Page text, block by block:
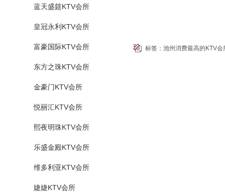
蓝天盛筵KTV会所
皇冠永利KTV会所
富豪国际KTV会所
东方之珠KTV会所
金豪门KTV会所
悦丽汇KTV会所
熙夜明珠KTV会所
乐盛金殿KTV会所
维多利亚KTV会所
婕婕KTV会所
标签： 池州消费最高的KTV会